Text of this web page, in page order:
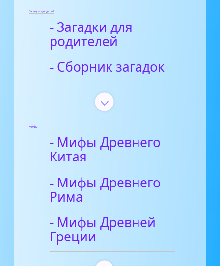
Загадки для детей
- Загадки для
родителей
- Сборник загадок
Мифы
- Мифы Древнего
Китая
- Мифы Древнего
Рима
- Мифы Древней
Греции